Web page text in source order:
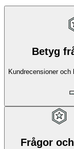
Betyg
Kundrecensioner
Frågor